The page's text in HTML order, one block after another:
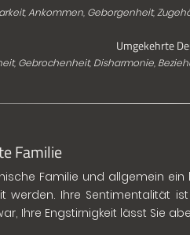
Ankommen, Geborgenheit,
Umgekehrte
Gebrochenheit, Disharmonie,
Familie
Familie und allgemein
werden. Ihre Sentimentalität
Ihre Engstirnigkeit lässt Sie